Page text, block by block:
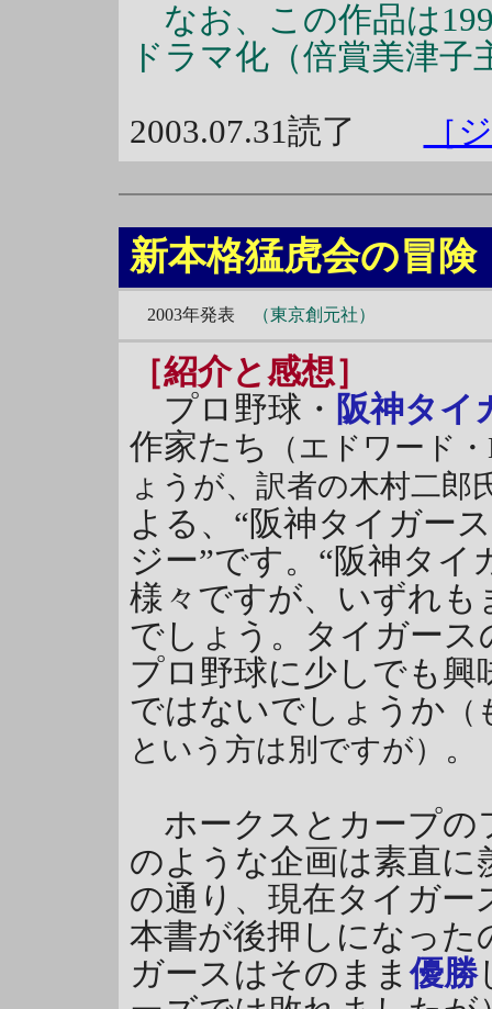
なお、この作品は
ドラマ化（倍賞美津
2003.07.31読了
［
新本格猛虎会の冒険
2003年発表 （東京創元社）
［紹介と感想］
プロ野球・ 阪神タイ
作家たち
（エドワード
ょうが、訳者の木村二郎
よる、“阪神タイガー
ジー”です。“阪神タ
様々ですが、いずれ
でしょう。タイガー
プロ野球に少しでも
ではないでしょうか
という方は別ですが）
。
ホークスとカープの
のような企画は素直
の通り、現在タイガー
本書が後押しにな
ガースはそのまま優勝